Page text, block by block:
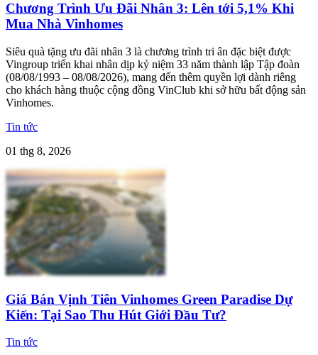
Chương Trình Ưu Đãi Nhân 3: Lên tới 5,1% Khi
Mua Nhà Vinhomes
Siêu quà tặng ưu đãi nhân 3 là chương trình tri ân đặc biệt được
Vingroup triển khai nhân dịp kỷ niệm 33 năm thành lập Tập đoàn
(08/08/1993 – 08/08/2026), mang đến thêm quyền lợi dành riêng
cho khách hàng thuộc cộng đồng VinClub khi sở hữu bất động sản
Vinhomes.
Tin tức
01 thg 8, 2026
Giá Bán Vịnh Tiên Vinhomes Green Paradise Dự
Kiến: Tại Sao Thu Hút Giới Đầu Tư?
Tin tức